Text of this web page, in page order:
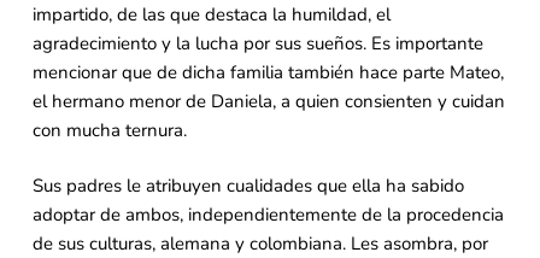
impartido, de las que destaca la humildad, el
agradecimiento y la lucha por sus sueños. Es importante
mencionar que de dicha familia también hace parte Mateo,
el hermano menor de Daniela, a quien consienten y cuidan
con mucha ternura.
Sus padres le atribuyen cualidades que ella ha sabido
adoptar de ambos, independientemente de la procedencia
de sus culturas, alemana y colombiana. Les asombra, por